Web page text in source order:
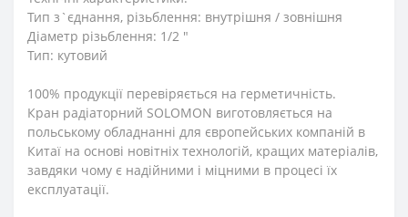
Тип з`єднання, різьблення: внутрішня / зовнішня
Діаметр різьблення: 1/2 ″
Тип: кутовий
100% продукції перевіряється на герметичність.
Кран радіаторний SOLOMON виготовляється на
польському обладнанні для європейських компаній в
Китаї на основі новітніх технологій, кращих матеріалів,
завдяки чому є надійними і міцними в процесі їх
експлуатації.